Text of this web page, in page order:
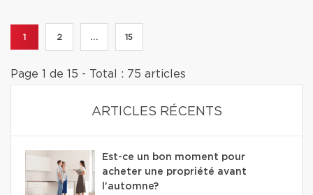
1 2 ... 15
Page 1 de 15 - Total : 75 articles
ARTICLES RÉCENTS
Est-ce un bon moment pour
acheter une propriété avant
l'automne?